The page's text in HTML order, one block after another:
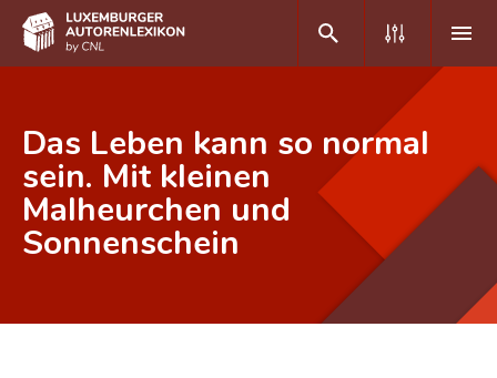
DE FR
Home
Autor(inn)en A-Z
Das Leben kann so normal
sein. Mit kleinen
Malheurchen und
Sonnenschein